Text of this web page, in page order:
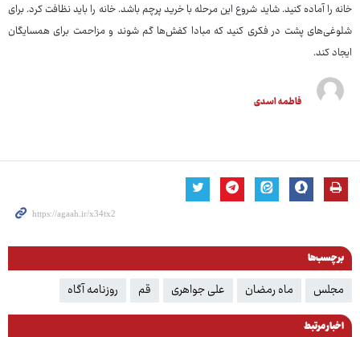
خانه را آماده کنید. شاید شروع این مرحله با خرید پرچم باشد. خانه را باید نظافت کرد. برای
شلوغی‌های پشت در فکری کنید که مبادا کفش‌ها گم شوند و مزاحمت برای همسایگان
ایجاد کند.
فاطمه اسدی
برچسب‌ها
مجلس ماه رمضان علی جواهری قم روزنامه آگاه
اخبار مرتبط